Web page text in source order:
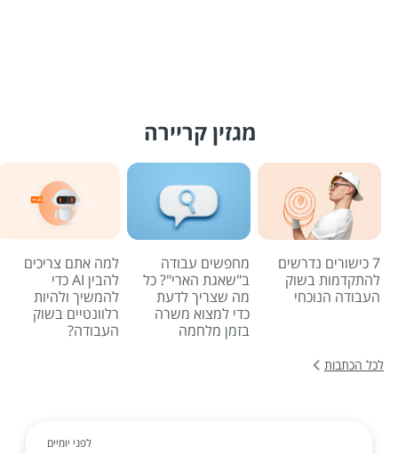
מגזין קריירה
7 כישורים נדרשים
להתקדמות בשוק
העבודה הנוכחי
מחפשים עבודה
ב"שאגת הארי"? כל
מה שצריך לדעת
כדי למצוא משרה
בזמן מלחמה
למה אתם צריכים
להבין AI כדי
להמשיך ולהיות
רלוונטיים בשוק
העבודה?
לכל הכתבות
לפני יומיים